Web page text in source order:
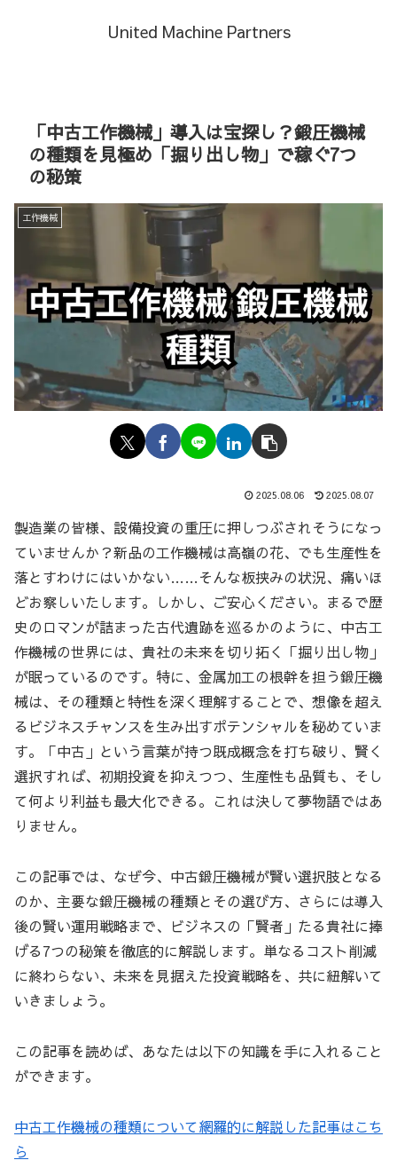
United Machine Partners
「中古工作機械」導入は宝探し？鍛圧機械
の種類を見極め「掘り出し物」で稼ぐ7つ
の秘策
工作機械
2025.08.06 2025.08.07
製造業の皆様、設備投資の重圧に押しつぶされそうになっ
ていませんか？新品の工作機械は高嶺の花、でも生産性を
落とすわけにはいかない……そんな板挟みの状況、痛いほ
どお察しいたします。しかし、ご安心ください。まるで歴
史のロマンが詰まった古代遺跡を巡るかのように、中古工
作機械の世界には、貴社の未来を切り拓く「掘り出し物」
が眠っているのです。特に、金属加工の根幹を担う鍛圧機
械は、その種類と特性を深く理解することで、想像を超え
るビジネスチャンスを生み出すポテンシャルを秘めていま
す。「中古」という言葉が持つ既成概念を打ち破り、賢く
選択すれば、初期投資を抑えつつ、生産性も品質も、そし
て何より利益も最大化できる。これは決して夢物語ではあ
りません。
この記事では、なぜ今、中古鍛圧機械が賢い選択肢となる
のか、主要な鍛圧機械の種類とその選び方、さらには導入
後の賢い運用戦略まで、ビジネスの「賢者」たる貴社に捧
げる7つの秘策を徹底的に解説します。単なるコスト削減
に終わらない、未来を見据えた投資戦略を、共に紐解いて
いきましょう。
この記事を読めば、あなたは以下の知識を手に入れること
ができます。
中古工作機械の種類について網羅的に解説した記事はこち
ら